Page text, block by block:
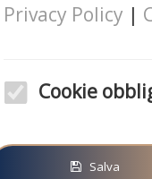
Privacy Policy |
Cookie
Questi cookie sono
Salva